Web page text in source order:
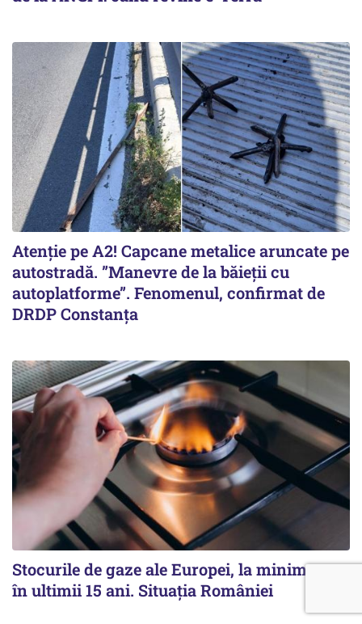
Atenție pe A2! Capcane metalice aruncate pe
autostradă. ”Manevre de la băieții cu
autoplatforme”. Fenomenul, confirmat de
DRDP Constanța
Stocurile de gaze ale Europei, la minimum
în ultimii 15 ani. Situația României